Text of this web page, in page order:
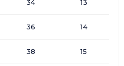
34 13
36 14
38 15